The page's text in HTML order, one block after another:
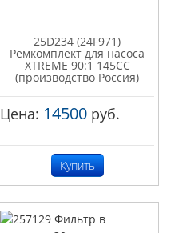
25D234 (24F971)
Ремкомплект для насоса
XTREME 90:1 145СС
(производство Россия)
Цена: 14500 руб.
Купить